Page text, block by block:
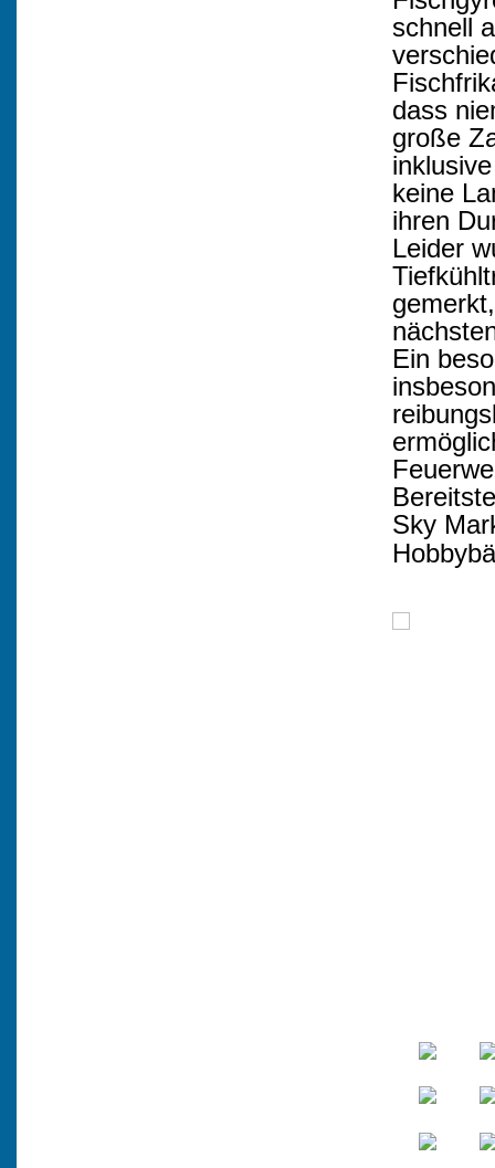
schnell
dass
große
keine
ihren
Leider
Ein
Sky